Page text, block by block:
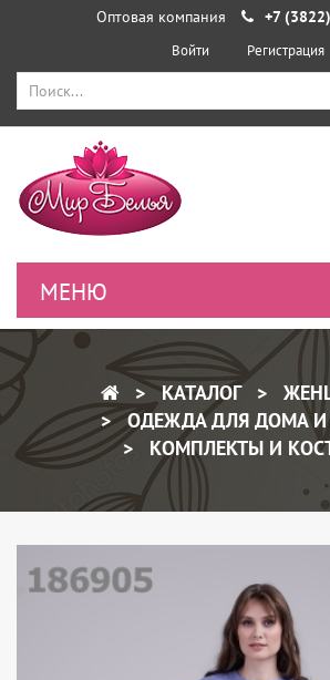
Оптовая компания +7
Войти Регистрация
КАТАЛОГ
ОДЕЖДА ДЛЯ ДОМА И
КОМПЛЕКТЫ И